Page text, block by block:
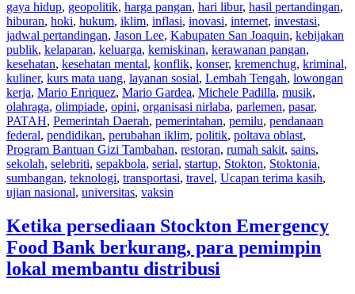
gaya hidup, geopolitik, harga pangan, hari libur, hasil pertandingan,
hiburan, hoki, hukum, iklim, inflasi, inovasi, internet, investasi,
jadwal pertandingan, Jason Lee, Kabupaten San Joaquin, kebijakan
publik, kelaparan, keluarga, kemiskinan, kerawanan pangan,
kesehatan, kesehatan mental, konflik, konser, kremenchug, kriminal,
kuliner, kurs mata uang, layanan sosial, Lembah Tengah, lowongan
kerja, Mario Enriquez, Mario Gardea, Michele Padilla, musik,
olahraga, olimpiade, opini, organisasi nirlaba, parlemen, pasar,
PATAH, Pemerintah Daerah, pemerintahan, pemilu, pendanaan
federal, pendidikan, perubahan iklim, politik, poltava oblast,
Program Bantuan Gizi Tambahan, restoran, rumah sakit, sains,
sekolah, selebriti, sepakbola, serial, startup, Stokton, Stoktonia,
sumbangan, teknologi, transportasi, travel, Ucapan terima kasih,
ujian nasional, universitas, vaksin
Ketika persediaan Stockton Emergency
Food Bank berkurang, para pemimpin
lokal membantu distribusi